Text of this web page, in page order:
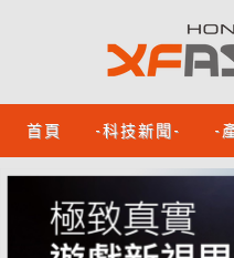
首頁 -科技新聞- -